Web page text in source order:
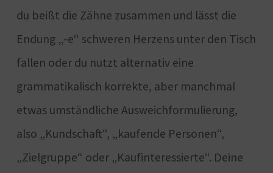
du beißt die Zähne zusammen und lässt die
Endung „-e“ schweren Herzens unter den Tisch
fallen oder du nutzt alternativ eine
grammatikalisch korrekte, aber manchmal
etwas umständliche Ausweichformulierung,
also „Kundschaft“, „kaufende Personen“,
„Zielgruppe“ oder „Kaufinteressierte“. Deine